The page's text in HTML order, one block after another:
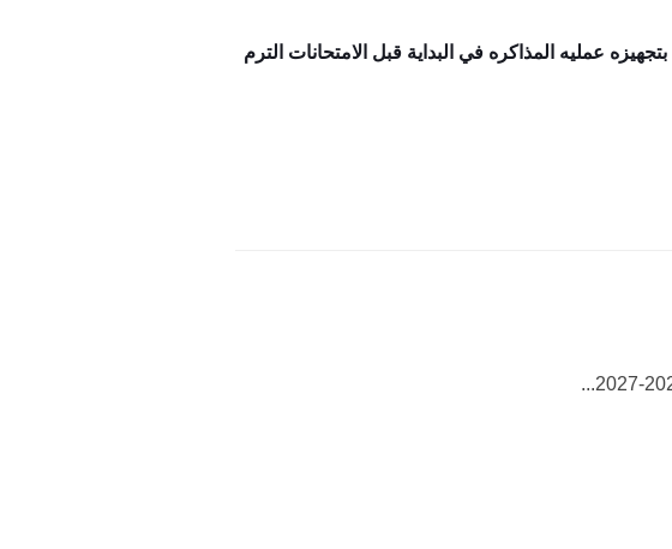
عمليه المذاكره في البداية قبل الامتحانات الترم